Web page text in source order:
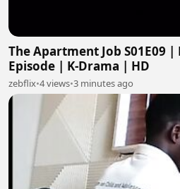
The Apartment Job S01E09
Episode | K-Drama | HD
zebflix•4 views•3 minutes ago